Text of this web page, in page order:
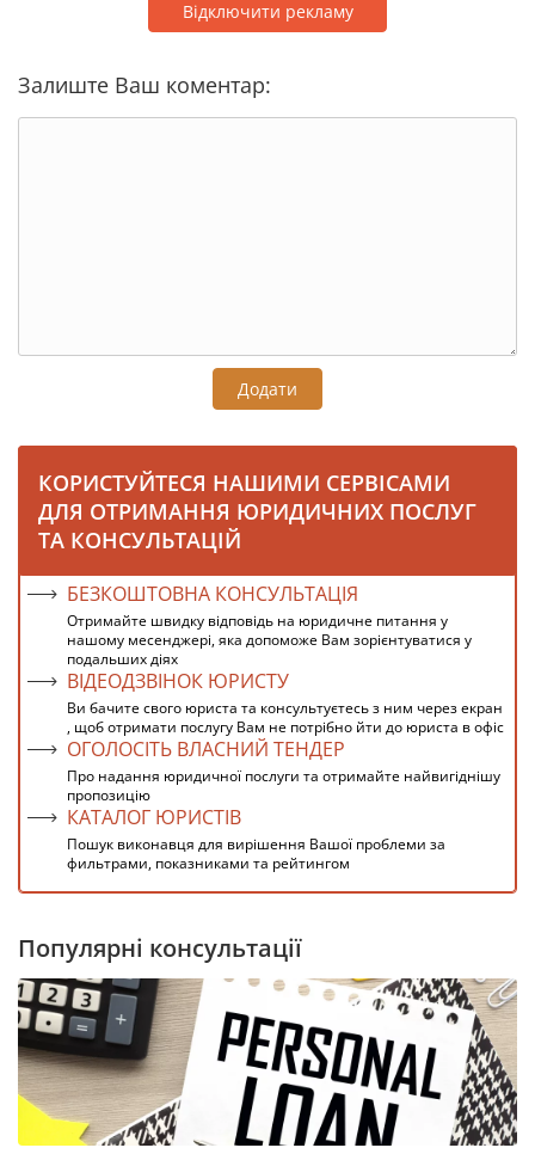
Відключити рекламу
Залиште Ваш коментар:
Додати
КОРИСТУЙТЕСЯ НАШИМИ СЕРВІСАМИ
ДЛЯ ОТРИМАННЯ ЮРИДИЧНИХ ПОСЛУГ
ТА КОНСУЛЬТАЦІЙ
БЕЗКОШТОВНА КОНСУЛЬТАЦІЯ
Отримайте швидку відповідь на юридичне питання у
нашому месенджері, яка допоможе Вам зорієнтуватися у
подальших діях
ВІДЕОДЗВІНОК ЮРИСТУ
Ви бачите свого юриста та консультуєтесь з ним через екран
, щоб отримати послугу Вам не потрібно йти до юриста в офіс
ОГОЛОСІТЬ ВЛАСНИЙ ТЕНДЕР
Про надання юридичної послуги та отримайте найвигіднішу
пропозицію
КАТАЛОГ ЮРИСТІВ
Пошук виконавця для вирішення Вашої проблеми за
фильтрами, показниками та рейтингом
Популярні консультації